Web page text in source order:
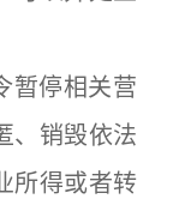
暂停相关营
、销毁依法
所得或者转